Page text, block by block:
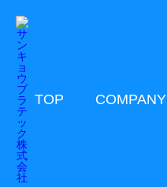
TOP COMPANY